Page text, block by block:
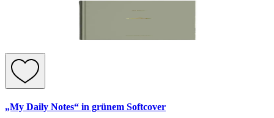
„My Daily Notes“ in grünem Softcover